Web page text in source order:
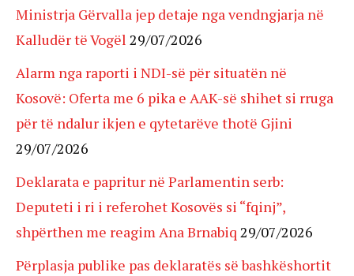
Ministrja Gërvalla jep detaje nga vendngjarja në
Kalludër të Vogël 29/07/2026
Alarm nga raporti i NDI-së për situatën në
Kosovë: Oferta me 6 pika e AAK-së shihet si rruga
për të ndalur ikjen e qytetarëve thotë Gjini
29/07/2026
Deklarata e papritur në Parlamentin serb:
Deputeti i ri i referohet Kosovës si “fqinj”,
shpërthen me reagim Ana Brnabiq 29/07/2026
Përplasja publike pas deklaratës së bashkëshortit